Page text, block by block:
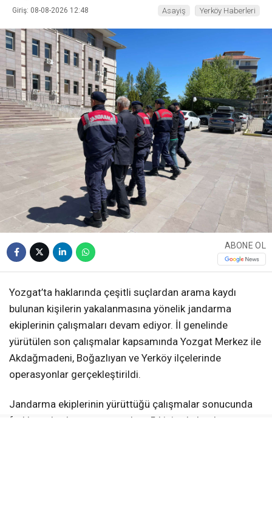
Giriş: 08-08-2026 12:48 Asayiş Yerköy Haberleri
ABONE OL
Yozgat’ta haklarında çeşitli suçlardan arama kaydı
bulunan kişilerin yakalanmasına yönelik jandarma
ekiplerinin çalışmaları devam ediyor. İl genelinde
yürütülen son çalışmalar kapsamında Yozgat Merkez ile
Akdağmadeni, Boğazlıyan ve Yerköy ilçelerinde
operasyonlar gerçekleştirildi.
Jandarma ekiplerinin yürüttüğü çalışmalar sonucunda
farklı suçlardan aranan toplam 5 kişi yakalandı.